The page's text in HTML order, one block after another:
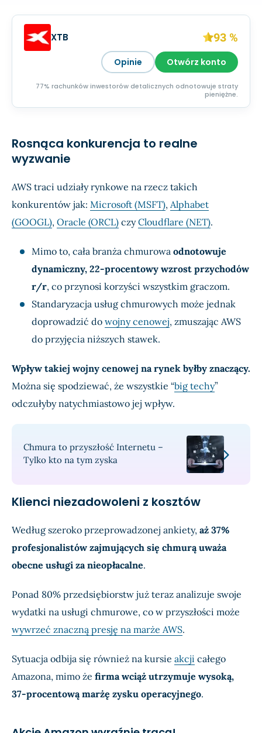
XTB 93 %
Opinie Otwórz konto
77% rachunków inwestorów detalicznych odnotowuje straty
pieniężne.
Rosnąca konkurencja to realne
wyzwanie
AWS traci udziały rynkowe na rzecz takich
konkurentów jak: Microsoft (MSFT), Alphabet
(GOOGL), Oracle (ORCL) czyCloudflare (NET).
Mimo to, cała branża chmurowa odnotowuje
dynamiczny, 22-procentowy wzrost przychodów
r/r, co przynosi korzyści wszystkim graczom.
Standaryzacja usług chmurowych może jednak
doprowadzić do wojny cenowej, zmuszając AWS
do przyjęcia niższych stawek.
Wpływ takiej wojny cenowej na rynek byłby znaczący.
Można się spodziewać, że wszystkie “big techy”
odczułyby natychmiastowo jej wpływ.
Chmura to przyszłość Internetu –
Tylko kto na tym zyska
Klienci niezadowoleni z kosztów
Według szeroko przeprowadzonej ankiety, aż 37%
profesjonalistów zajmujących się chmurą uważa
obecne usługi za nieopłacalne.
Ponad 80% przedsiębiorstw już teraz analizuje swoje
wydatki na usługi chmurowe, co w przyszłości może
wywrzeć znaczną presję na marże AWS.
Sytuacja odbija się również na kursie akcji całego
Amazona, mimo że firma wciąż utrzymuje wysoką,
37-procentową marżę zysku operacyjnego.